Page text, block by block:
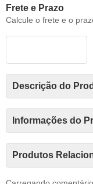
Frete e Prazo
Calcule o frete e o
Descrição do
Informações do
Produtos